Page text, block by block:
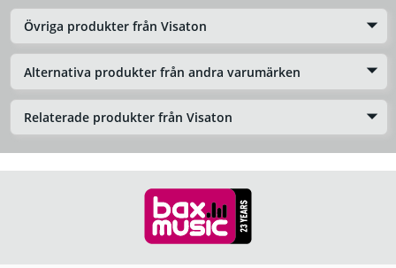
Övriga produkter från Visaton
Alternativa produkter från andra varumärken
Relaterade produkter från Visaton